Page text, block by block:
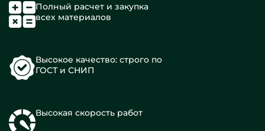
Полный расчет и закупка
всех материалов
Высокое качество: строго по
ГОСТ и СНИП
Высокая скорость работ